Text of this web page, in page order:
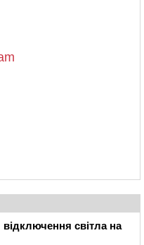
світла на